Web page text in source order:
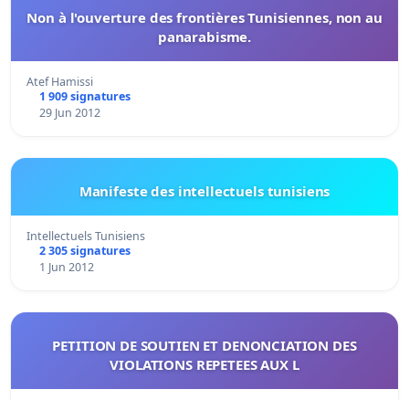
Non à l'ouverture des frontières Tunisiennes, non au
panarabisme.
Atef Hamissi
1 909 signatures
29 Jun 2012
Manifeste des intellectuels tunisiens
Intellectuels Tunisiens
2 305 signatures
1 Jun 2012
PETITION DE SOUTIEN ET DENONCIATION DES
VIOLATIONS REPETEES AUX L